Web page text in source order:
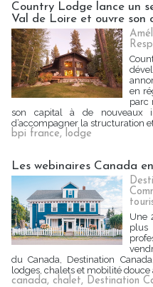
Country Lodge lance un
Val de Loire et ouvre son
en
parc
son capital à de nouveaux
d’accompagner la structuration
bpi france, lodge
Les webinaires Canada
Une
plus
du Canada, Destination
lodges, chalets et mobilité
canada, chalet, Destination